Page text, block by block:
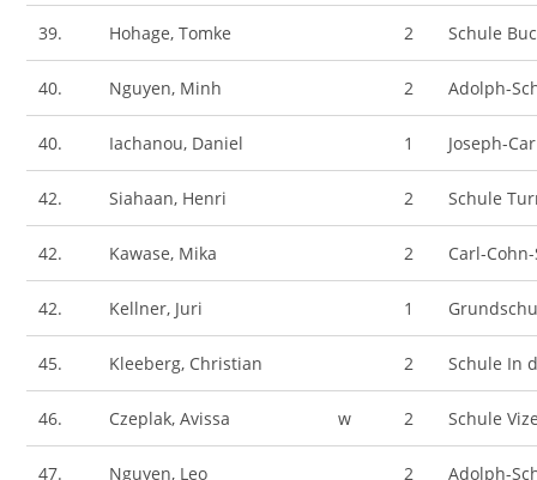
39. Hohage, Tomke 2 Schule
40. Nguyen, Minh 2 Adolph-
40. Iachanou, Daniel 1 Joseph-
42. Siahaan, Henri 2 Schule
42. Kawase, Mika 2 Carl-
42. Kellner, Juri 1
45. Kleeberg, Christian 2 Schule In
46. Czeplak, Avissa w 2 Schule
47. Nguyen, Leo 2 Adolph-